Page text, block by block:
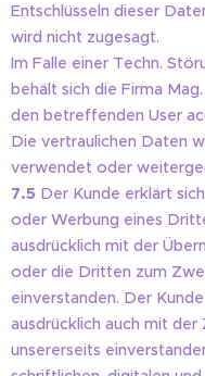
Entschlüsseln dieser
wird nicht zugesagt.
Im Falle einer Techn.
behält sich die Firma
den betreffenden User
Die vertraulichen Daten
verwendet oder
7.5 Der Kunde erklärt
oder Werbung eines
ausdrücklich mit der
oder die Dritten zum
einverstanden. Der
ausdrücklich auch mit
unsererseits